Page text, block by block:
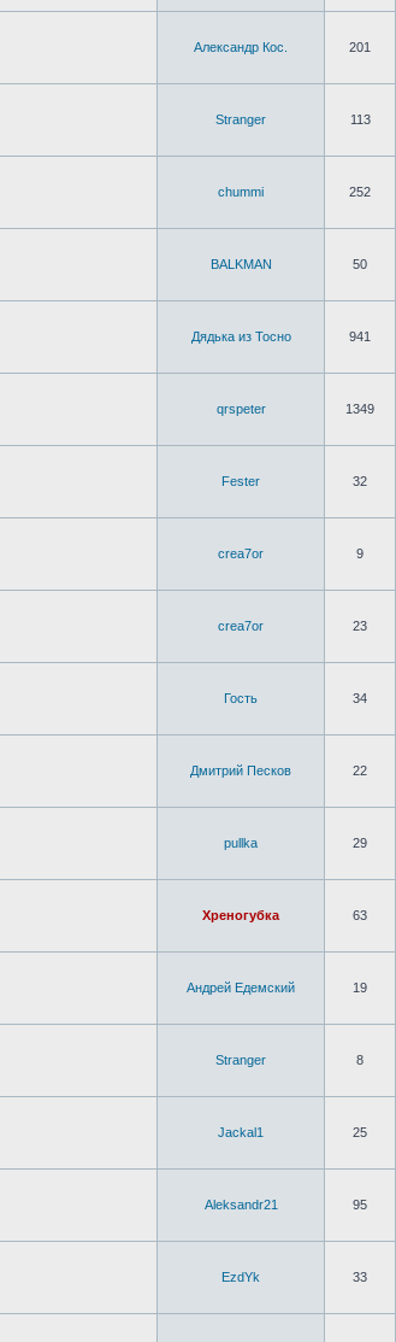
Александр Кос. 201
Stranger 113
chummi 252
BALKMAN 50
Дядька из Тосно 941
qrspeter 1349
Fester 32
crea7or 9
crea7or 23
Гость 34
Дмитрий Песков 22
pullka 29
Хреногубка 63
Андрей Едемский 19
Stranger 8
Jackal1 25
Aleksandr21 95
EzdYk 33